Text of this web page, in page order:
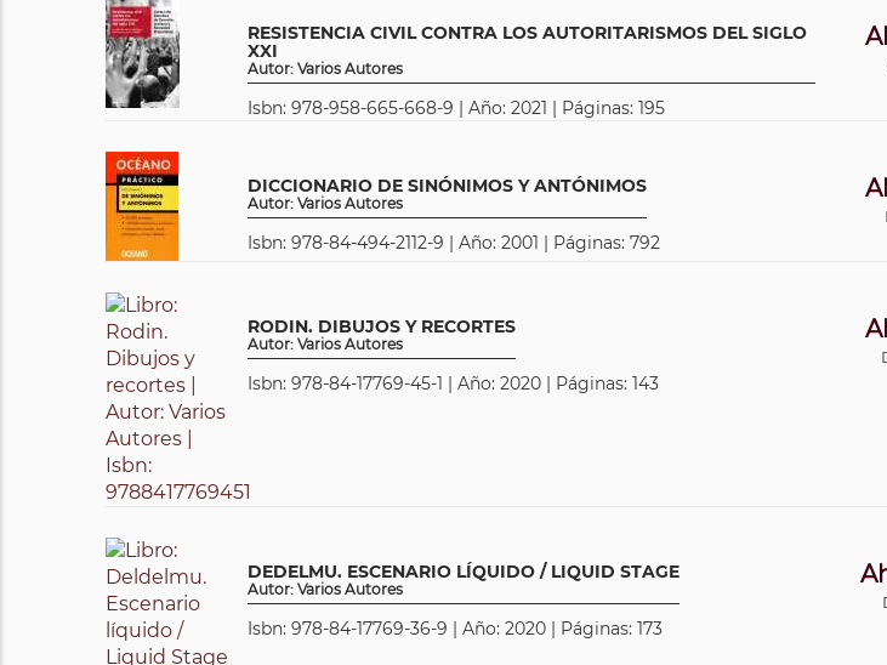
RESISTENCIA CIVIL CONTRA LOS AUTORITARISMOS DEL SIGLO
XXI
Autor: Varios Autores
Isbn: 978-958-665-668-9 | Año: 2021 | Páginas: 195
DICCIONARIO DE SINÓNIMOS Y ANTÓNIMOS
Autor: Varios Autores
Isbn: 978-84-494-2112-9 | Año: 2001 | Páginas: 792
RODIN. DIBUJOS Y RECORTES
Autor: Varios Autores
Isbn: 978-84-17769-45-1 | Año: 2020 | Páginas: 143
DEDELMU. ESCENARIO LÍQUIDO / LIQUID STAGE
Autor: Varios Autores
Isbn: 978-84-17769-36-9 | Año: 2020 | Páginas: 173